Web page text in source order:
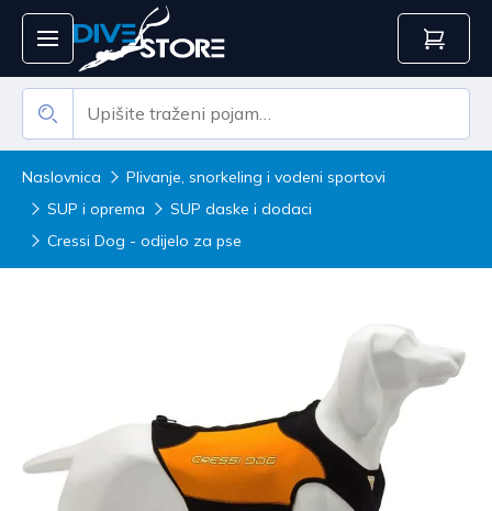
Naslovnica
Plivanje, snorkeling i vodeni sportovi
SUP i oprema
SUP daske i dodaci
Cressi Dog - odijelo za pse